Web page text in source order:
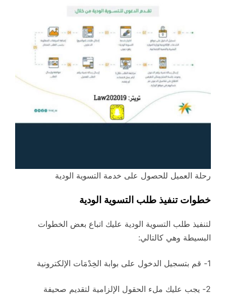
رحلة العميل للحصول على خدمة التسوية الودية
خطوات تنفيذ طلب التسوية الودية
لتنفيذ طلب التسوية الودية عليك اتباع بعض الخطوات
البسيطة وهي كالتالي:
1- قم بتسجيل الدخول على بوابة الخِدْمَات الإلكترونية
2- يجب عليك ملء الحقول الإلزامية لتقديم صحيفة